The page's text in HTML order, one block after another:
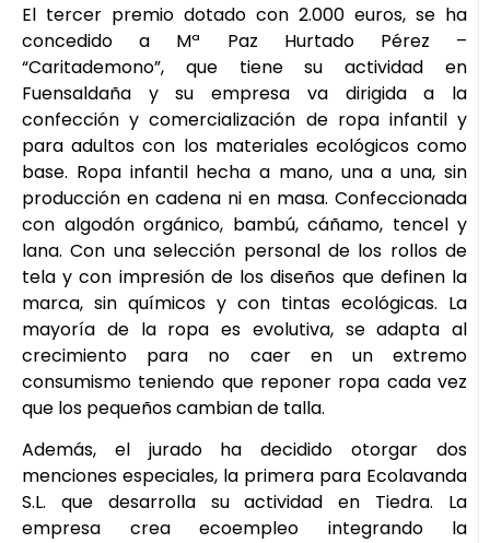
El tercer premio dotado con 2.000 euros, se ha
concedido a Mª Paz Hurtado Pérez –
“Caritademono”, que tiene su actividad en
Fuensaldaña y su empresa va dirigida a la
confección y comercialización de ropa infantil y
para adultos con los materiales ecológicos como
base. Ropa infantil hecha a mano, una a una, sin
producción en cadena ni en masa. Confeccionada
con algodón orgánico, bambú, cáñamo, tencel y
lana. Con una selección personal de los rollos de
tela y con impresión de los diseños que definen la
marca, sin químicos y con tintas ecológicas. La
mayoría de la ropa es evolutiva, se adapta al
crecimiento para no caer en un extremo
consumismo teniendo que reponer ropa cada vez
que los pequeños cambian de talla.
Además, el jurado ha decidido otorgar dos
menciones especiales, la primera para Ecolavanda
S.L. que desarrolla su actividad en Tiedra. La
empresa crea ecoempleo integrando la